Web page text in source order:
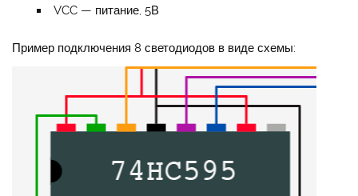
VCC — питание, 5В
Пример подключения 8 светодиодов в виде схемы: